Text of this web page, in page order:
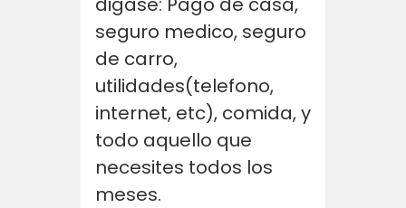
seguro medico, seguro
de carro,
utilidades(telefono,
internet, etc), comida, y
todo aquello que
necesites todos los
meses.